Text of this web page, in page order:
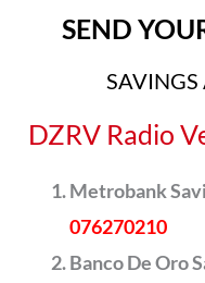
SEND
DZRV Radio
Metrobank
076270210
Banco De Oro